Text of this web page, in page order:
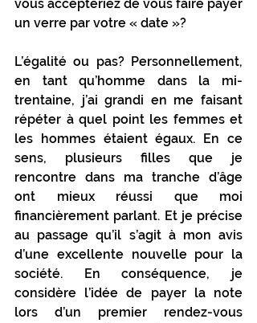
vous accepteriez de vous faire payer
un verre par votre « date »?
L’égalité ou pas? Personnellement,
en tant qu’homme dans la mi-
trentaine, j’ai grandi en me faisant
répéter à quel point les femmes et
les hommes étaient égaux. En ce
sens, plusieurs filles que je
rencontre dans ma tranche d’âge
ont mieux réussi que moi
financièrement parlant. Et je précise
au passage qu’il s’agit à mon avis
d’une excellente nouvelle pour la
société. En conséquence, je
considère l’idée de payer la note
lors d’un premier rendez-vous